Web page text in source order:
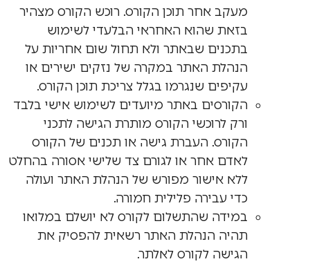
מעקב אחר תוכן הקורס. רוכש הקורס מצהיר
בזאת שהוא האחראי הבלעדי לשימוש
בתכנים שבאתר ולא תחול שום אחריות על
הנהלת האתר במקרה של נזקים ישירים או
עקיפים שנגרמו בגלל צריכת תוכן הקורס.
הקורסים באתר מיועדים לשימוש אישי בלבד
ורק לרוכשי הקורס מותרת הגישה לתכני
הקורס. העברת גישה או תכנים של הקורס
לאדם אחר או לגורם צד שלישי אסורה בהחלט
ללא אישור מפורש של הנהלת האתר ועולה
כדי עבירה פלילית חמורה.
במידה שהתשלום לקורס לא יושלם במלואו
תהיה הנהלת האתר רשאית להפסיק את
הגישה לקורס לאלתר.